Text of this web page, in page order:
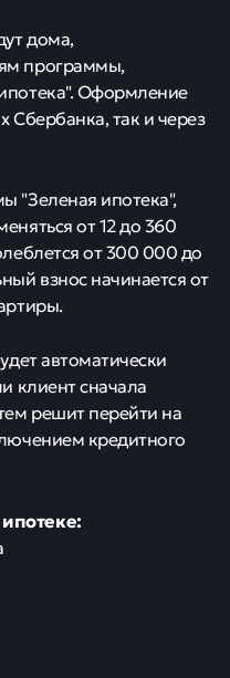
дома,
программы,
Оформление
Сбербанка, так и через
"Зеленая ипотека",
от 12 до 360
от 300 000 до
взнос начинается от
автоматически
клиент сначала
решит перейти на
кредитного